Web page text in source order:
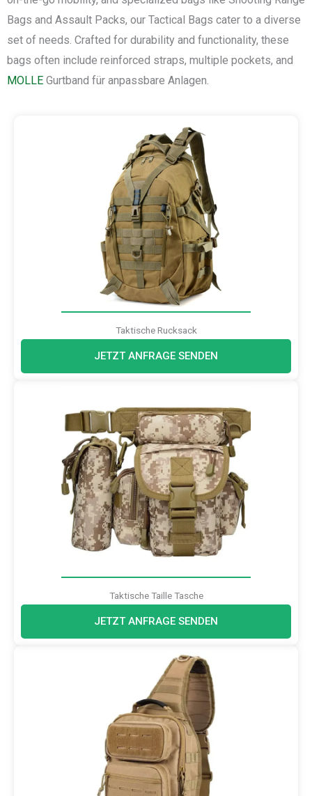
Bags and Assault Packs, our Tactical Bags cater to a diverse
set of needs. Crafted for durability and functionality, these
bags often include reinforced straps, multiple pockets, and
MOLLE Gurtband für anpassbare Anlagen.
Taktische Rucksack
JETZT ANFRAGE SENDEN
Taktische Taille Tasche
JETZT ANFRAGE SENDEN